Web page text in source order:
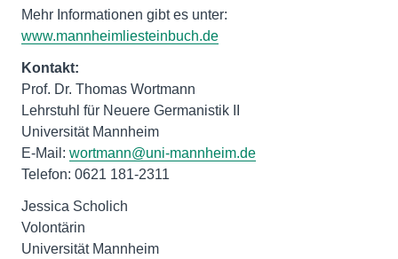
Mehr Informationen gibt es unter:
www.mannheimliesteinbuch.de
Kontakt:
Prof. Dr. Thomas Wortmann
Lehrstuhl für Neuere Germanistik II
Universität Mannheim
E-Mail: wortmann@uni-mannheim.de
Telefon: 0621 181-2311
Jessica Scholich
Volontärin
Universität Mannheim